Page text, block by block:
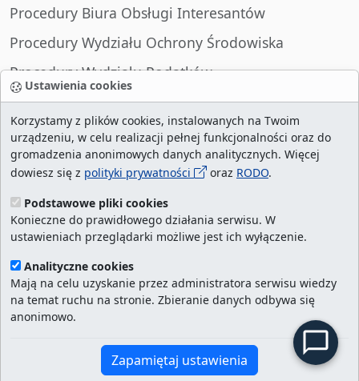
Ustawienia cookies
Korzystamy z plików cookies, instalowanych na Twoim
urządzeniu, w celu realizacji pełnej funkcjonalności oraz do
gromadzenia anonimowych danych analitycznych. Więcej
dowiesz się z polityki prywatności oraz RODO.
Podstawowe pliki cookies
Konieczne do prawidłowego działania serwisu. W
ustawieniach przeglądarki możliwe jest ich wyłączenie.
Analityczne cookies
Mają na celu uzyskanie przez administratora serwisu wiedzy
na temat ruchu na stronie. Zbieranie danych odbywa się
anonimowo.
Zapamiętaj ustawienia
Procedury Biura Obsługi Interesantów
Procedury Wydziału Ochrony Środowiska
Procedury Wydziału Podatków
Procedury Wydziału Spraw Obywatelskich
liczba wizyt:29008359/ aktualna strona:
najczęściej odwiedzane strony
cookies
Urząd Miasta Szczecin. Portal eurzad.szczecin.pl
jest integralną częścią Biuletynu Informacji
Publicznej Urzędu Miasta Szczecin.
Kontakt:
ekancelaria@um.szczecin.pl